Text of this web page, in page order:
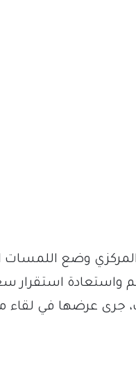
وضع اللمسات
كبح التضخم واستعادة
جرى عرضها في